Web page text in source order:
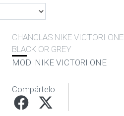
CHANCLAS NIKE VICTORI ONE
BLACK OR GREY
MOD: NIKE VICTORI ONE
Compártelo